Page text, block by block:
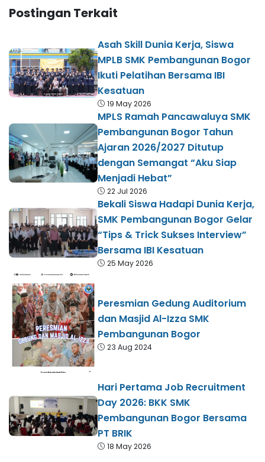
Postingan Terkait
Asah Skill Dunia Kerja, Siswa
MPLB SMK Pembangunan Bogor
Ikuti Pelatihan Bersama IBI
Kesatuan
19 May 2026
MPLS Ramah Pancawaluya SMK
Pembangunan Bogor Tahun
Ajaran 2026/2027 Ditutup
dengan Semangat “Aku Siap
Menjadi Hebat”
22 Jul 2026
Bekali Siswa Hadapi Dunia Kerja,
SMK Pembangunan Bogor Gelar
“Tips & Trick Sukses Interview”
Bersama IBI Kesatuan
25 May 2026
Peresmian Gedung Auditorium
dan Masjid Al-Izza SMK
Pembangunan Bogor
23 Aug 2024
Hari Pertama Job Recruitment
Day 2026: BKK SMK
Pembangunan Bogor Bersama
PT BRIK
18 May 2026